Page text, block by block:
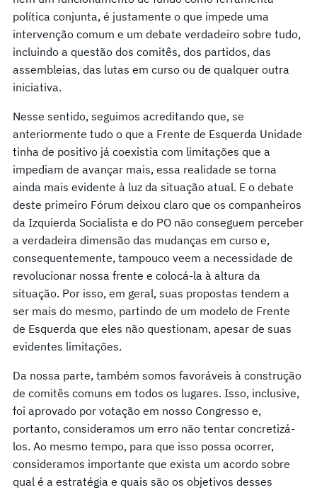
política conjunta, é justamente o que impede uma
intervenção comum e um debate verdadeiro sobre tudo,
incluindo a questão dos comitês, dos partidos, das
assembleias, das lutas em curso ou de qualquer outra
iniciativa.
Nesse sentido, seguimos acreditando que, se
anteriormente tudo o que a Frente de Esquerda Unidade
tinha de positivo já coexistia com limitações que a
impediam de avançar mais, essa realidade se torna
ainda mais evidente à luz da situação atual. E o debate
deste primeiro Fórum deixou claro que os companheiros
da Izquierda Socialista e do PO não conseguem perceber
a verdadeira dimensão das mudanças em curso e,
consequentemente, tampouco veem a necessidade de
revolucionar nossa frente e colocá-la à altura da
situação. Por isso, em geral, suas propostas tendem a
ser mais do mesmo, partindo de um modelo de Frente
de Esquerda que eles não questionam, apesar de suas
evidentes limitações.
Da nossa parte, também somos favoráveis à construção
de comitês comuns em todos os lugares. Isso, inclusive,
foi aprovado por votação em nosso Congresso e,
portanto, consideramos um erro não tentar concretizá-
los. Ao mesmo tempo, para que isso possa ocorrer,
consideramos importante que exista um acordo sobre
qual é a estratégia e quais são os objetivos desses